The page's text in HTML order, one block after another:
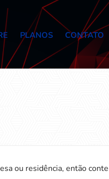
PLANOS CONTATO
ou residência, então conte